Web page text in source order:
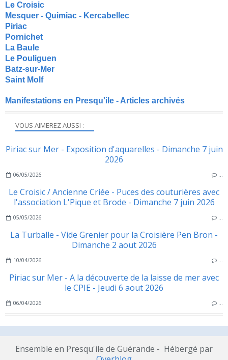
VOUS AIMEREZ AUSSI :
Piriac sur Mer - Exposition d'aquarelles - Dimanche 7 juin
2026
06/05/2026 …
Le Croisic / Ancienne Criée - Puces des couturières avec
l'association L'Pique et Brode - Dimanche 7 juin 2026
05/05/2026 …
La Turballe - Vide Grenier pour la Croisière Pen Bron -
Dimanche 2 aout 2026
10/04/2026 …
Piriac sur Mer - A la découverte de la laisse de mer avec
le CPIE - Jeudi 6 aout 2026
06/04/2026 …
Le Croisic
Mesquer - Quimiac - Kercabellec
Piriac
Pornichet
La Baule
Le Pouliguen
Batz-sur-Mer
Saint Molf
Manifestations en Presqu'ile - Articles archivés
Ensemble en Presqu'ile de Guérande - Hébergé par